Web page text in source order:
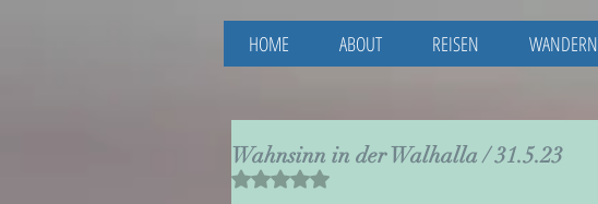
HOME ABOUT REISEN WANDERN
Wahnsinn in der Walhalla / 31.5.23
Mit NaN von 5 Sternen bewertet.